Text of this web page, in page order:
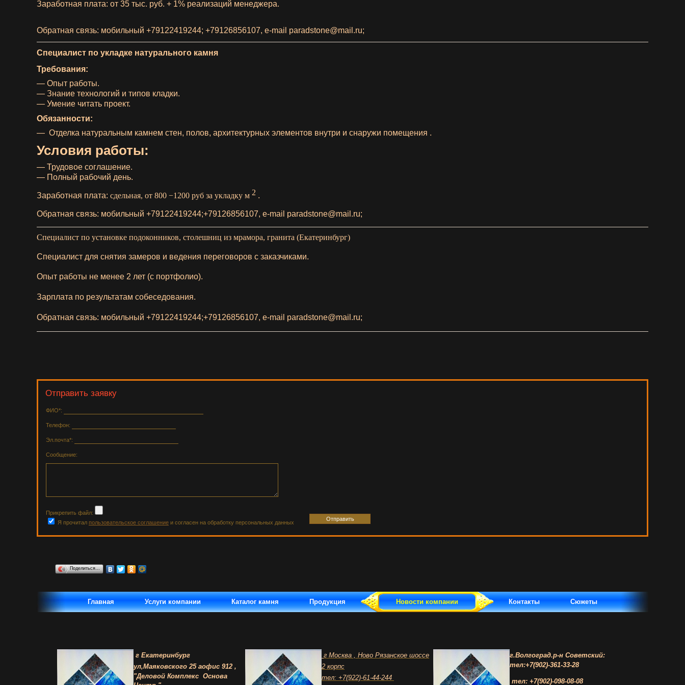
Заработная плата: от 35 тыс. руб. + 1% реализаций менеджера.
Обратная связь: мобильный +79122419244; +79126856107, e-mail paradstone@mail.ru;
Специалист по укладке натурального камня
Требования:
— Опыт работы.
— Знание технологий и типов кладки.
— Умение читать проект.
Обязанности:
— Отделка натуральным камнем стен, полов, архитектурных элементов внутри и снаружи помещения .
Условия работы:
— Трудовое соглашение.
— Полный рабочий день.
Заработная плата: сдельная, от 800 −1200 руб за укладку м 2 .
Обратная связь: мобильный +79122419244;+79126856107, e-mail paradstone@mail.ru;
Специалист по установке подоконников, столешниц из мрамора, гранита (Екатеринбург)
Специалист для снятия замеров и ведения переговоров с заказчиками.
Опыт работы не менее 2 лет (с портфолио).
Зарплата по результатам собеседования.
Обратная связь: мобильный +79122419244;+79126856107, e-mail paradstone@mail.ru;
Отправить заявку
ФИО*:
Телефон:
Эл.почта*:
Сообщение:
Прикрепить файл:
Я прочитал пользовательское соглашение и согласен на обработку персональных данных
Поделиться…
Главная Услуги компании Каталог камня Продукция Новости компании Контакты Сюжеты
г Екатеринбург
ул,Маяковского 25 аофис 912 ,
"Деловой Комплекс Основа
г Москва , Ново Рязанское шоссе
2 корпс
тел: +7(922)-61-44-244
г.Волгоград.р-н Советский:
тел:+7(902)-361-33-28
тел: +7(902)-098-08-08